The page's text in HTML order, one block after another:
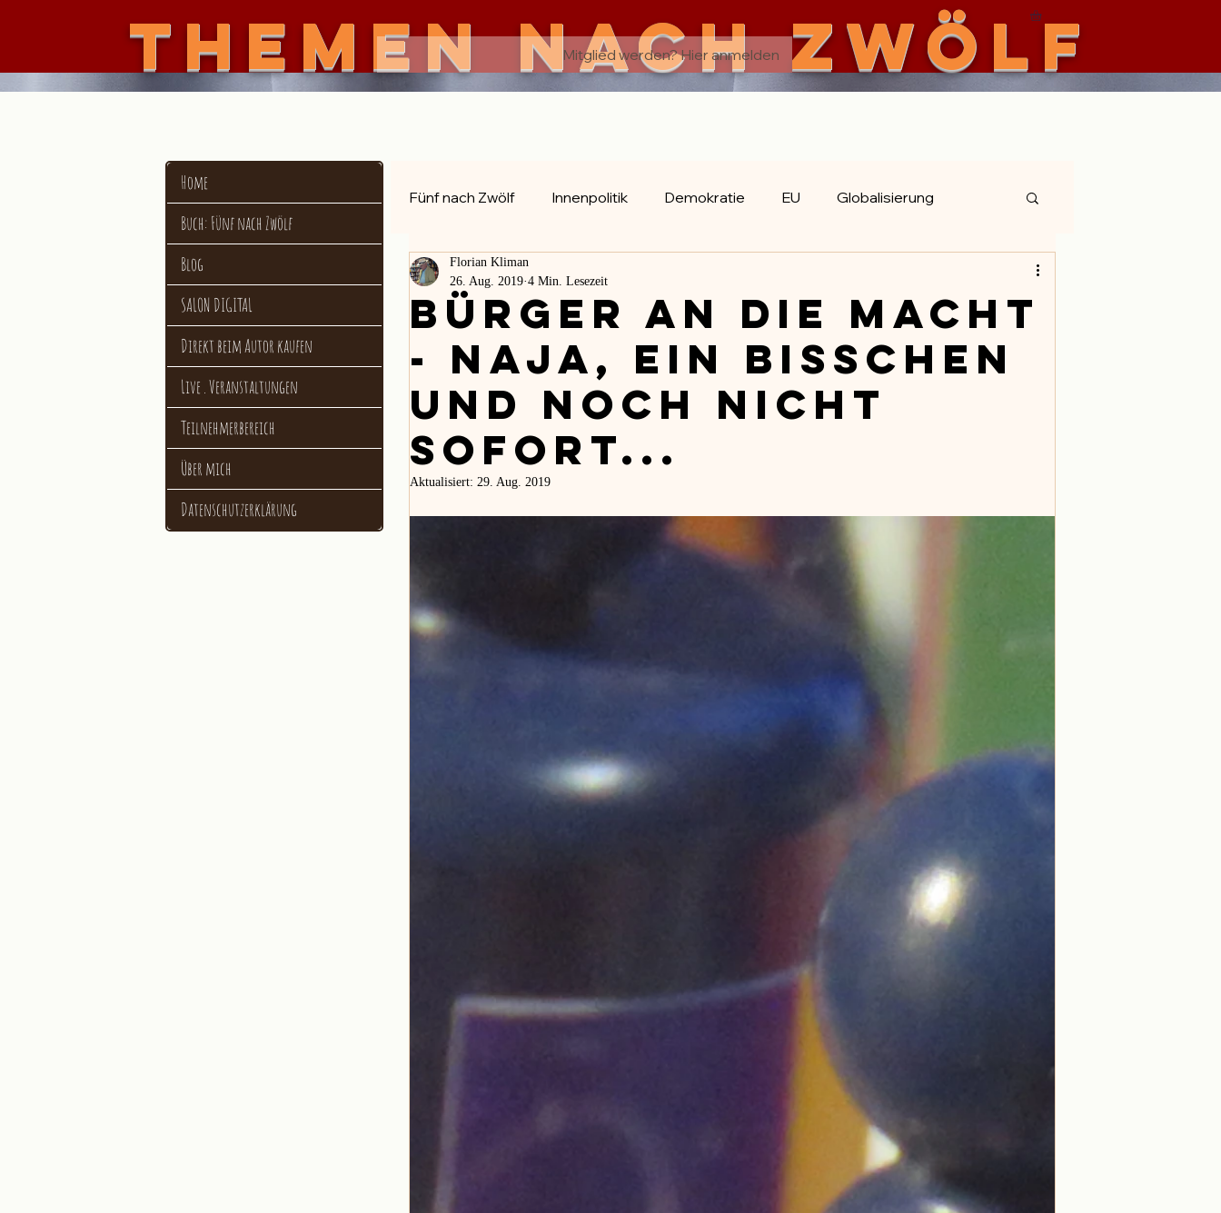
THEMEN nach zwölf
Mitglied werden? Hier anmelden
Home
Buch: Fünf nach Zwölf
Blog
SALON DIGITAL
Direkt beim Autor kaufen
Live . Veranstaltungen
Teilnehmerbereich
Über mich
Datenschutzerklärung
Fünf nach Zwölf Innenpolitik Demokratie EU Globalisierung
Evolution
Bürger an die Macht
- naja, ein bisschen
und noch nicht
sofort...
Florian Kliman
26. Aug. 2019 4 Min. Lesezeit
Aktualisiert: 29. Aug. 2019